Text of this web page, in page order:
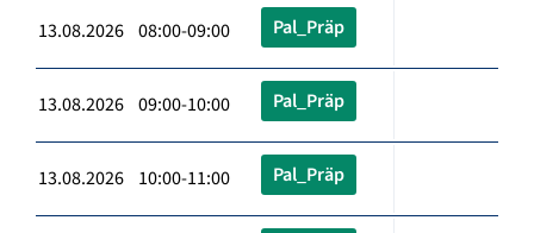
13.08.2026 08:00-09:00 Pal_Präp
13.08.2026 09:00-10:00 Pal_Präp
13.08.2026 10:00-11:00 Pal_Präp